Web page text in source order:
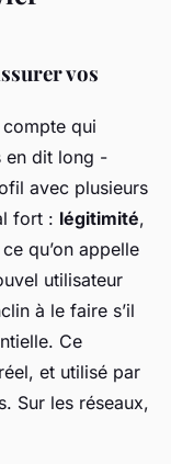
vos
compte qui
en dit long -
avec plusieurs
fort : légitimité,
qu’on appelle
utilisateur
à le faire s’il
Ce
et utilisé par
Sur les réseaux,